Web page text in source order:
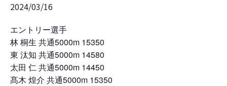
2024/03/16
エントリー選手
林 桐生 共通5000m 15350
東 汰知 共通5000m 14580
太田 仁 共通5000m 14450
髙木 煌介 共通5000m 15350